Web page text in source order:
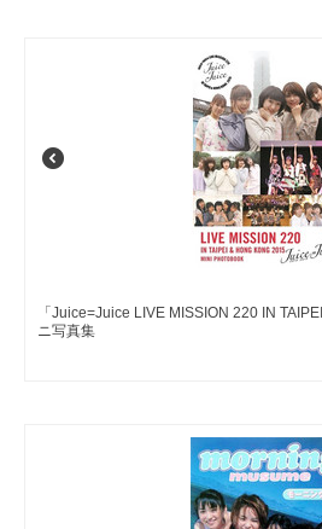
「Juice=Juice LIVE MISSION 220 IN
ニ写真集